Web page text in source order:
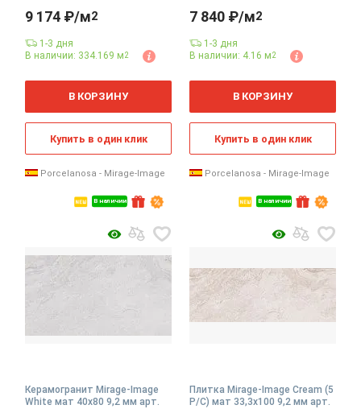
В наличии
9 174 ₽/м2
1-3 дня
В наличии: 334.169 м2
м
В КОРЗИНУ
Купить в один клик
Porcelanosa - Mirage-Image
В наличии
7 840 ₽/м2
1-3 дня
В наличии: 4.16 м2
м
В КОРЗИНУ
Купить в один клик
Porcelanosa - Mirage-Image
Керамогранит Mirage-Image
White мат 40x80 9,2 мм арт.
Плитка Mirage-Image Cream (5
P/C) мат 33,3x100 9,2 мм арт.